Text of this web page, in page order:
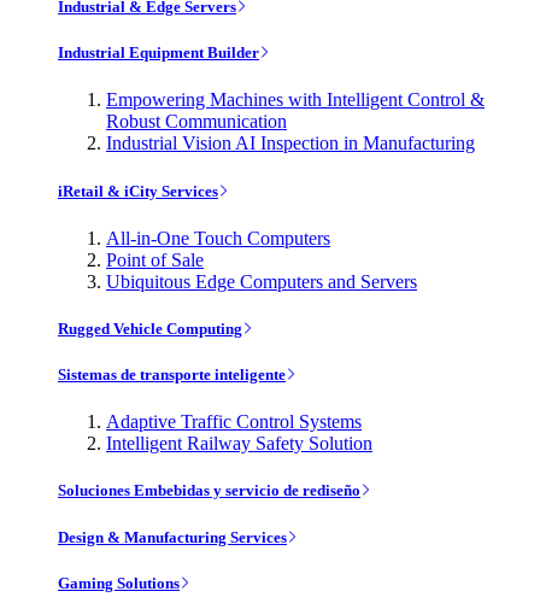
Industrial & Edge Servers
Industrial Equipment Builder
Empowering Machines with Intelligent Control &
Robust Communication
Industrial Vision AI Inspection in Manufacturing
iRetail & iCity Services
All-in-One Touch Computers
Point of Sale
Ubiquitous Edge Computers and Servers
Rugged Vehicle Computing
Sistemas de transporte inteligente
Adaptive Traffic Control Systems
Intelligent Railway Safety Solution
Soluciones Embebidas y servicio de rediseño
Design & Manufacturing Services
Gaming Solutions